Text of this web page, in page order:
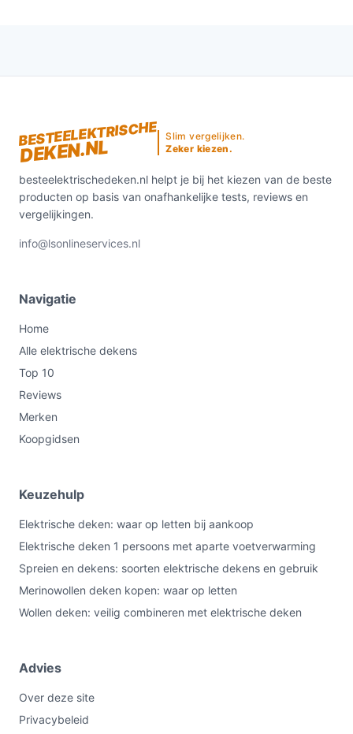
BESTEELEKTRISCHE
DEKEN.NL
Slim vergelijken.
Zeker kiezen.
besteelektrischedeken.nl helpt je bij het kiezen van de beste
producten op basis van onafhankelijke tests, reviews en
vergelijkingen.
info@lsonlineservices.nl
Navigatie
Home
Alle elektrische dekens
Top 10
Reviews
Merken
Koopgidsen
Keuzehulp
Elektrische deken: waar op letten bij aankoop
Elektrische deken 1 persoons met aparte voetverwarming
Spreien en dekens: soorten elektrische dekens en gebruik
Merinowollen deken kopen: waar op letten
Wollen deken: veilig combineren met elektrische deken
Advies
Over deze site
Privacybeleid